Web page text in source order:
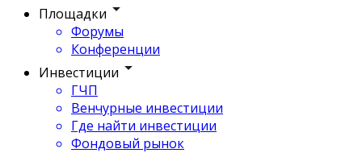
Площадки
Форумы
Конференции
Инвестиции
ГЧП
Венчурные инвестиции
Где найти инвестиции
Фондовый рынок